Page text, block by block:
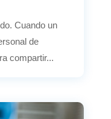
Cuando un
de
compartir...